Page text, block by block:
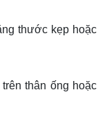
thước kẹp hoặc
thân ống hoặc